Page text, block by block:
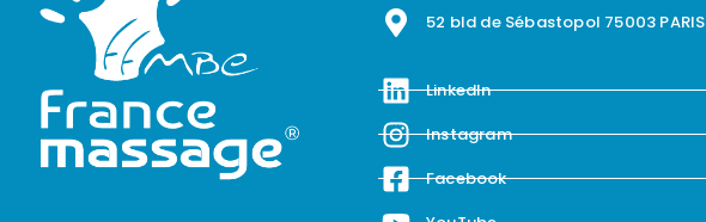
52 bld de Sébastopol 75003 PARIS
LinkedIn
Instagram
Facebook